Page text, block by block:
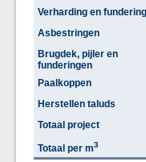
Verharding en fundering
Asbestringen
Brugdek, pijler en
funderingen
Paalkoppen
Herstellen taluds
Totaal project
Totaal per m3